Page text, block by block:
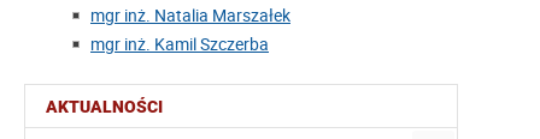
AKTUALNOŚCI
mgr inż. Natalia Marszałek
mgr inż. Kamil Szczerba